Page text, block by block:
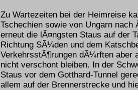
Zu Wartezeiten bei der Heimreise
Tschechien sowie von Ungarn
erneut die lÃ¤ngsten Staus auf der
Richtung SÃ¼den und dem
VerkehrsstÃ¶rungen dÃ¼rften aber
nicht verschont bleiben. In der
Staus vor dem Gotthard-Tunnel
allem auf der Brennerstrecke und